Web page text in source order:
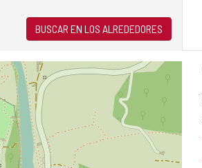
BUSCAR EN LOS ALREDEDORES